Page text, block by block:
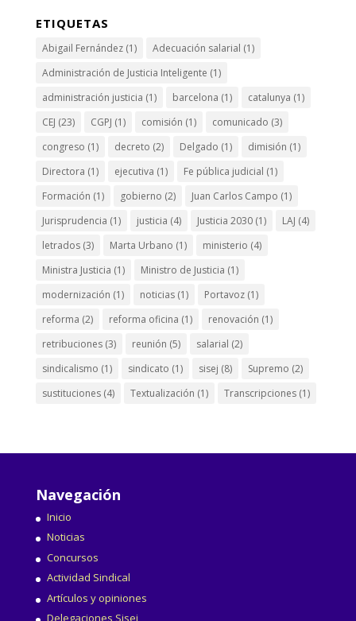
ETIQUETAS
Abigail Fernández(1) Adecuación salarial (1)
Administración de Justicia Inteligente (1)
administración justicia (1) barcelona (1) catalunya (1)
CEJ (23) CGPJ (1) comisión (1) comunicado (3)
congreso (1) decreto (2) Delgado (1) dimisión (1)
Directora (1) ejecutiva (1) Fe pública judicial (1)
Formación (1) gobierno (2) Juan Carlos Campo (1)
Jurisprudencia (1) justicia (4) Justicia 2030(1) LAJ (4)
letrados(3) Marta Urbano (1) ministerio (4)
Ministra Justicia (1) Ministro de Justicia (1)
modernización (1) noticias(1) Portavoz(1)
reforma (2) reforma oficina (1) renovación (1)
retribuciones(3) reunión (5) salarial (2)
sindicalismo (1) sindicato (1) sisej (8) Supremo (2)
sustituciones(4) Textualización (1) Transcripciones(1)
Navegación
Inicio
Noticias
Concursos
Actividad Sindical
Artículos y opiniones
Delegaciones Sisej